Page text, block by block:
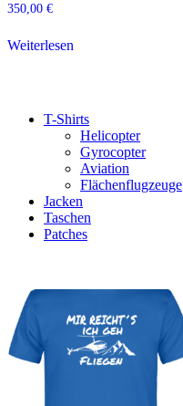
350,00 €
Weiterlesen
T-Shirts
Helicopter
Gyrocopter
Aviation
Flächenflugzeuge
Jacken
Taschen
Patches